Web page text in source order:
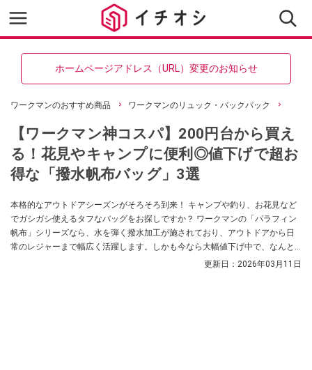
ホームページアドレス（URL）変更のお知らせ
ワークマンのおすすめ商品 ワークマンのリュック・バックパック
【ワークマン神コスパ】200円台から買え
る！花見やキャンプに便利◎値下げで超お
得な「撥水帆布バッグ」3選
本格的なアウトドアシーズンがそろそろ到来！ キャンプや釣り、お花見など
でガシガシ使えるタフなバッグをお探しですか？ ワークマンの「パラフィン
帆布」シリーズなら、水を弾く撥水加工が施されており、アウトドアから日
常のレジャーまで幅広く活躍します。しかも今なら大幅値下げ中で、なんと
200円台から買える最強コスパアイテムが勢揃い。今回は、用途に合わせて選
更新日： 2026年03月11日